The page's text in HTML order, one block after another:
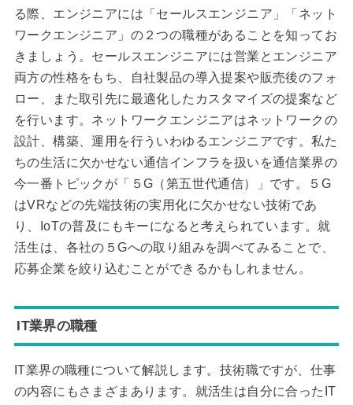
る際、エンジニアには「セールスエンジニア」「ネット
ワークエンジニア」の２つの職種があることを知ってお
きましょう。セールスエンジニアには営業とエンジニア
両方の性格をもち、自社製品の導入提案や販売後のフォ
ロー、また取引先に最適化したカスタマイズの提案など
を行います。ネットワークエンジニアはネットワークの
設計、構築、運用を行ういわゆるエンジニアです。私た
ちの生活に欠かせない通信インフラを扱いを通信業界の
今一番トピックが「５G（第五世代通信）」です。５G
はVRなどの先端技術の実用化に欠かせない技術であ
り、IoTの普及にもキーになると考えられています。就
活生は、各社の５Gへの取り組みを調べてみることで、
応募企業を絞り込むことができるかもしれません。
IT業界の職種
IT業界の職種について解説します。技術職ですが、仕事
の内容にもさまざまあります。就活生は自分に合ったIT